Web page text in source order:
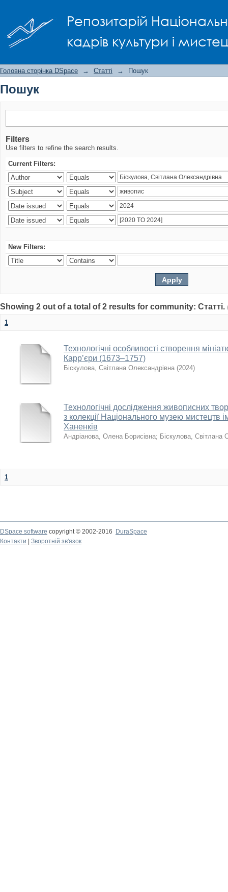
Репозитарій
кадрів культури і
Головна сторінка DSpace → Статті → Пошук
Пошук
Filters
Use filters to refine the search results.
Current Filters:
New Filters:
Showing 2 out of a total of 2 results for community: Статті.
1
Технологічні особливості створення
Карр’єри (1673–1757)
Біскулова, Світлана Олександрівна (2024)
Технологічні дослідження живописних
з колекції Національного музею мистецтв
Ханенків
Андріанова, Олена Борисівна; Біскулова, Світлана
1
DSpace software copyright © 2002-2016
DuraSpace
Контакти
Зворотній зв'язок